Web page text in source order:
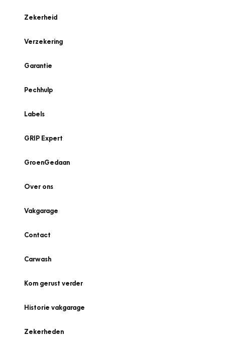
Zekerheid
Verzekering
Garantie
Pechhulp
Labels
GRIP Expert
GroenGedaan
Over ons
Vakgarage
Contact
Carwash
Kom gerust verder
Historie vakgarage
Zekerheden